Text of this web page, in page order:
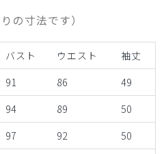
の寸法です）
バスト ウエスト
袖丈
91 86
49
94 89
50
97 92
50